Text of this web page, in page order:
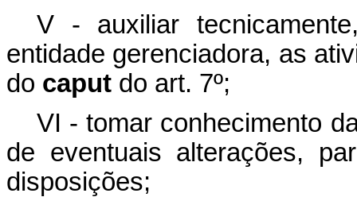
V - auxiliar
entidade gerenciadora, as
do caput do art. 7º;
VI - tomar conhecimento
de eventuais alterações,
disposições;